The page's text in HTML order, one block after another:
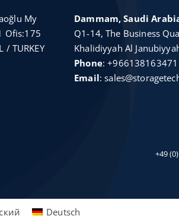
My
Ofis:175
/ TURKEY
Dammam, Saudi
Q1-14, The Business
Khalidiyyah Al
Phone:+966138163471
Email:
+49
Deutsch